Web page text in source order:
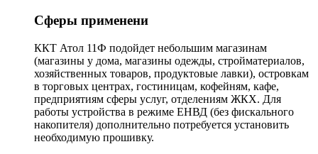
Сферы применени
ККТ Атол 11Ф подойдет небольшим магазинам
(магазины у дома, магазины одежды, стройматериалов,
хозяйственных товаров, продуктовые лавки), островкам
в торговых центрах, гостиницам, кофейням, кафе,
предприятиям сферы услуг, отделениям ЖКХ. Для
работы устройства в режиме ЕНВД (без фискального
накопителя) дополнительно потребуется установить
необходимую прошивку.